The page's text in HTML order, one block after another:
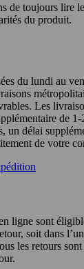
de toujours lire
du produit.
du lundi au
Les
de
un délai
de votre
ligne sont
soit dans
les retours sont